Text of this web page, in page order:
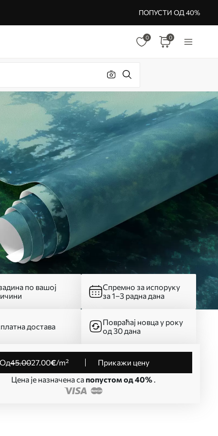
ПОПУСТИ ОД 40%
0 0
по вашој
Спремно за испоруку
за 1–3 радна дана
достава
Повраћај новца у року
од 30 дана
од45.0027.00€/m²
Прикажи цену
Цена је назначена са попустом од 40%.